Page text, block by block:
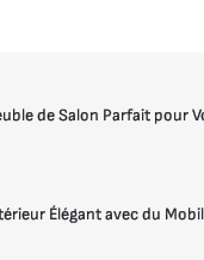
de Salon Parfait pour
Élégant avec du